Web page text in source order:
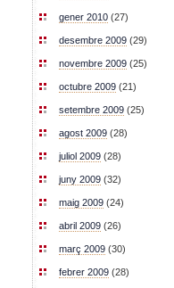
gener 2010 (27)
desembre 2009 (29)
novembre 2009 (25)
octubre 2009 (21)
setembre 2009 (25)
agost 2009 (28)
juliol 2009 (28)
juny 2009 (32)
maig 2009 (24)
abril 2009 (26)
març 2009 (30)
febrer 2009 (28)